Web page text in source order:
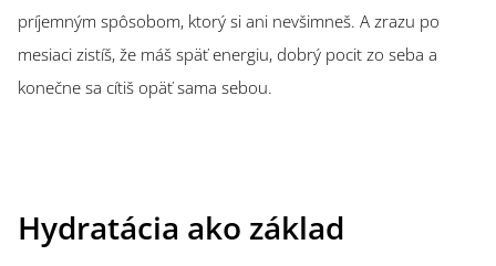
príjemným spôsobom, ktorý si ani nevšimneš. A zrazu po
mesiaci zistíš, že máš späť energiu, dobrý pocit zo seba a
konečne sa cítiš opäť sama sebou.
Hydratácia ako základ